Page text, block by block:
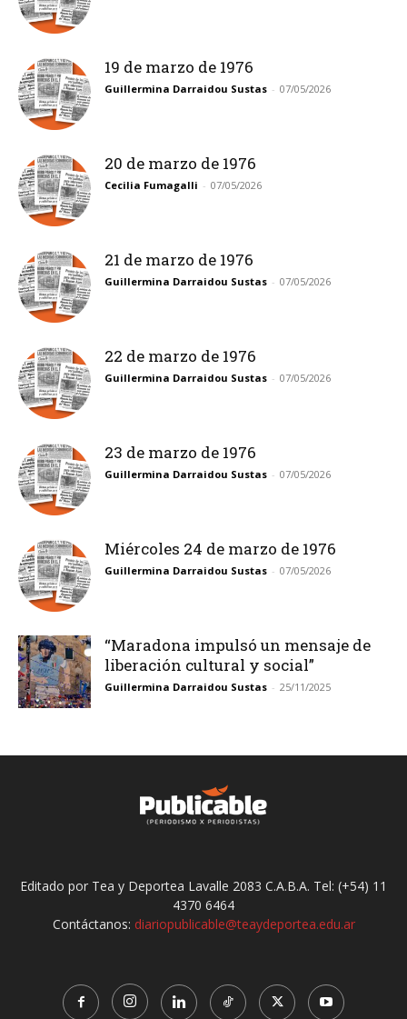
19 de marzo de 1976
Guillermina Darraidou Sustas - 07/05/2026
20 de marzo de 1976
Cecilia Fumagalli - 07/05/2026
21 de marzo de 1976
Guillermina Darraidou Sustas - 07/05/2026
22 de marzo de 1976
Guillermina Darraidou Sustas - 07/05/2026
23 de marzo de 1976
Guillermina Darraidou Sustas - 07/05/2026
Miércoles 24 de marzo de 1976
Guillermina Darraidou Sustas - 07/05/2026
“Maradona impulsó un mensaje de
liberación cultural y social”
Guillermina Darraidou Sustas - 25/11/2025
Editado por Tea y Deportea Lavalle 2083 C.A.B.A. Tel: (+54) 11
4370 6464
Contáctanos: diariopublicable@teaydeportea.edu.ar